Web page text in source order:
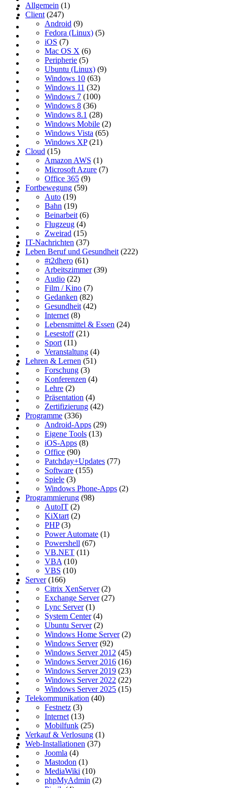
Allgemein (1)
Client (247)
Android (9)
Fedora (Linux) (5)
iOS (7)
Mac OS X (6)
Peripherie (5)
Ubuntu (Linux) (9)
Windows 10 (63)
Windows 11 (32)
Windows 7 (100)
Windows 8 (36)
Windows 8.1 (28)
Windows Mobile (2)
Windows Vista (65)
Windows XP(21)
Cloud (15)
Amazon AWS (1)
Microsoft Azure (7)
Office 365 (9)
Fortbewegung (59)
Auto (19)
Bahn (19)
Beinarbeit (6)
Flugzeug (4)
Zweirad (15)
IT-Nachrichten (37)
Leben Beruf und Gesundheit (222)
#t2dhero (61)
Arbeitszimmer(39)
Audio (22)
Film / Kino (7)
Gedanken (82)
Gesundheit (42)
Internet (8)
Lebensmittel & Essen (24)
Lesestoff(21)
Sport (11)
Veranstaltung (4)
Lehren & Lernen (51)
Forschung (3)
Konferenzen (4)
Lehre (2)
Präsentation (4)
Zertifizierung (42)
Programme (336)
Android-Apps (29)
Eigene Tools (13)
iOS-Apps (8)
Office (90)
Patchday+Updates (77)
Software (155)
Spiele (3)
Windows Phone-Apps (2)
Programmierung (98)
AutoIT (2)
KiXtart (2)
PHP(3)
Power Automate (1)
Powershell (67)
VB.NET (11)
VBA (10)
VBS (10)
Server(166)
Citrix XenServer(2)
Exchange Server(27)
Lync Server(1)
System Center(4)
Ubuntu Server(2)
Windows Home Server(2)
Windows Server(92)
Windows Server 2012 (45)
Windows Server 2016 (16)
Windows Server 2019 (23)
Windows Server 2022 (22)
Windows Server 2025 (15)
Telekommunikation (40)
Festnetz (3)
Internet (13)
Mobilfunk (25)
Verkauf & Verlosung (1)
Web-Installationen (37)
Joomla (4)
Mastodon (1)
MediaWiki (10)
phpMyAdmin (2)